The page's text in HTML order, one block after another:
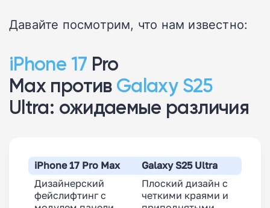
Давайте посмотрим, что нам известно:
iPhone 17 Pro
Max против Galaxy S25
Ultra: ожидаемые различия
iPhone 17 Pro Max
Galaxy S25 Ultra
Дизайнерский
фейслифтинг с
Плоский дизайн с
четкими краями и